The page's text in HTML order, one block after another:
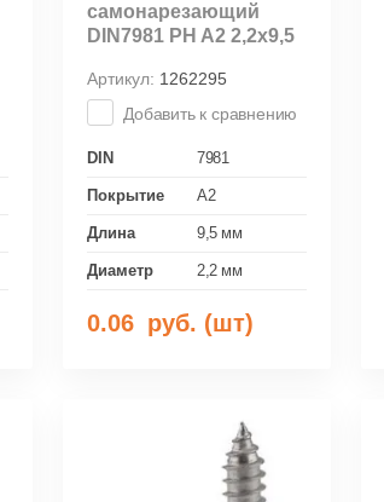
самонарезающий
DIN7981 PH A2 2,2х9,5
Артикул: 1262295
Добавить к сравнению
DIN 7981
Покрытие A2
Длина 9,5 мм
Диаметр 2,2 мм
0.06 руб. (шт)